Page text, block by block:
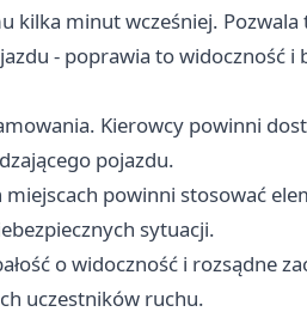
kilka minut wcześniej. Pozwala
- poprawia to widoczność i
Kierowcy powinni
pojazdu.
powinni stosować
sytuacji.
o widoczność i rozsądne
uczestników ruchu.